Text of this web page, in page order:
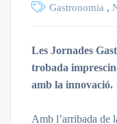
Gastronomia ,
Les Jornades
trobada
amb la innovació.
Amb l’arribada de